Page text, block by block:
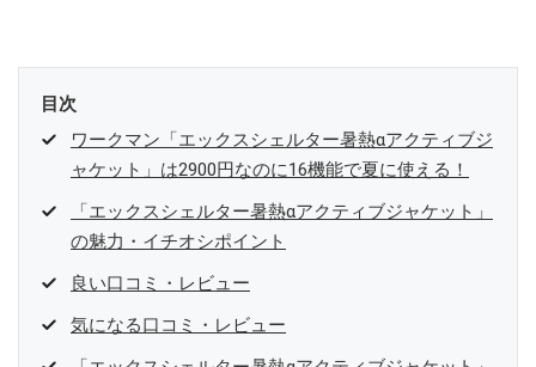
目次
ワークマン「エックスシェルター暑熱αアクティブジ
ャケット」は2900円なのに16機能で夏に使える！
「エックスシェルター暑熱αアクティブジャケット」
の魅力・イチオシポイント
良い口コミ・レビュー
気になる口コミ・レビュー